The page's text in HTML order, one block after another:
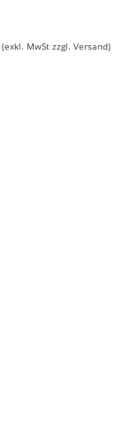
(exkl. MwSt zzgl. Versand)